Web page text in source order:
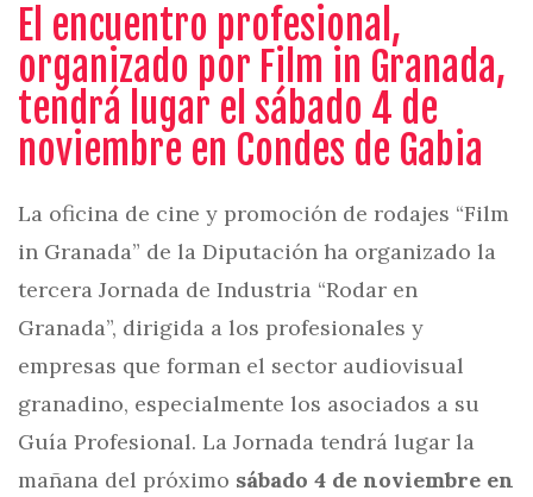
El encuentro profesional,
organizado por Film in Granada,
tendrá lugar el sábado 4 de
noviembre en Condes de Gabia
La oficina de cine y promoción de rodajes “Film
in Granada” de la Diputación ha organizado la
tercera Jornada de Industria “Rodar en
Granada”, dirigida a los profesionales y
empresas que forman el sector audiovisual
granadino, especialmente los asociados a su
Guía Profesional. La Jornada tendrá lugar la
mañana del próximo sábado 4 de noviembre en